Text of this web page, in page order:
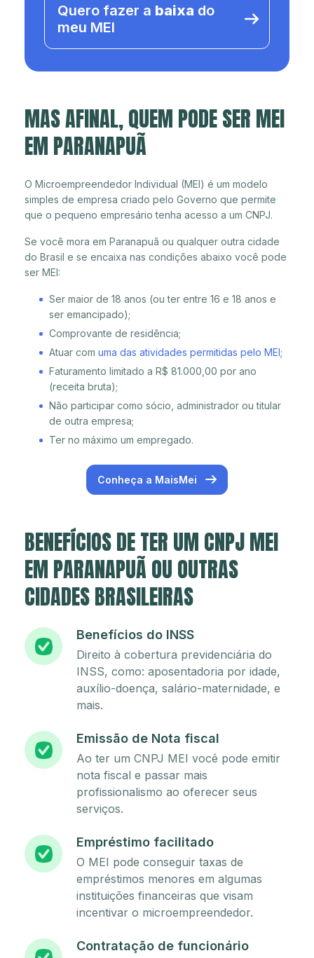
Quero fazer a baixa do
meu MEI
MAS AFINAL, QUEM PODE SER MEI
EM PARANAPUÃ
O Microempreendedor Individual (MEI) é um modelo
simples de empresa criado pelo Governo que permite
que o pequeno empresário tenha acesso a um CNPJ.
Se você mora em Paranapuã ou qualquer outra cidade
do Brasil e se encaixa nas condições abaixo você pode
ser MEI:
Ser maior de 18 anos (ou ter entre 16 e 18 anos e
ser emancipado);
Comprovante de residência;
Atuar com uma das atividades permitidas pelo MEI;
Faturamento limitado a R$ 81.000,00 por ano
(receita bruta);
Não participar como sócio, administrador ou titular
de outra empresa;
Ter no máximo um empregado.
Conheça a MaisMei
BENEFÍCIOS DE TER UM CNPJ MEI
EM PARANAPUÃ OU OUTRAS
CIDADES BRASILEIRAS
Benefícios do INSS
Direito à cobertura previdenciária do
INSS, como: aposentadoria por idade,
auxílio-doença, salário-maternidade, e
mais.
Emissão de Nota fiscal
Ao ter um CNPJ MEI você pode emitir
nota fiscal e passar mais
profissionalismo ao oferecer seus
serviços.
Empréstimo facilitado
O MEI pode conseguir taxas de
empréstimos menores em algumas
instituições financeiras que visam
incentivar o microempreendedor.
Contratação de funcionário